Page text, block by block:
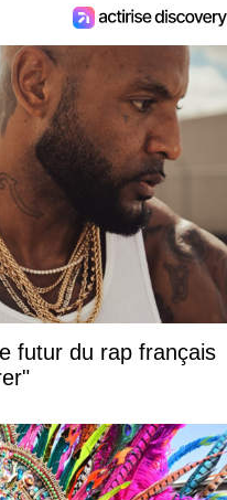
futur du rap français